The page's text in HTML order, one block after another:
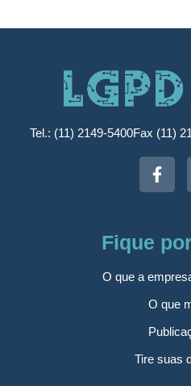
Tel.: (11) 2149-5400Fax (11)
Fique
O que a
O que
Tire suas